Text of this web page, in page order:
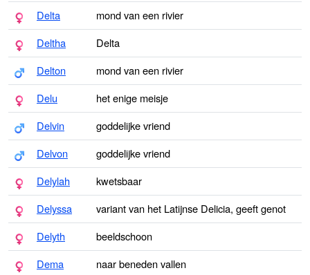
Delta
mond van een rivier
Deltha
Delta
Delton
mond van een rivier
Delu
het enige meisje
Delvin
goddelijke vriend
Delvon
goddelijke vriend
Delylah
kwetsbaar
Delyssa
variant van het Latijnse Delicia, geeft genot
Delyth
beeldschoon
Dema
naar beneden vallen